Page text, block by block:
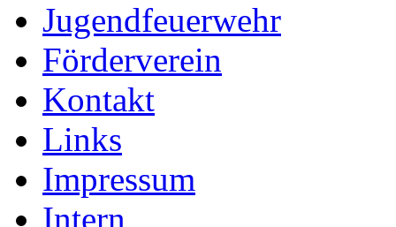
Jugendfeuerwehr
Förderverein
Kontakt
Links
Impressum
Intern